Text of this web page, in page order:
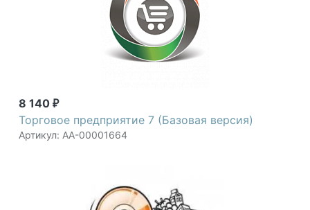
8 140 ₽
Торговое предприятие 7 (Базовая версия)
Артикул: АА-00001664